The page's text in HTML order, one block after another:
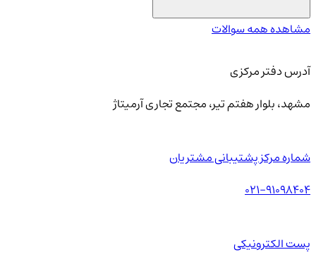
مشاهده همه سوالات
آدرس دفتر مرکزی
مشهد، بلوار هفتم تیر، مجتمع تجاری آرمیتاژ
شماره مرکز پشتیبانی مشتریان
021-91098404
پست الکترونیکی